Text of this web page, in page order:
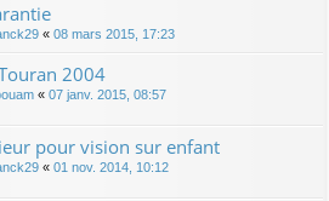
« 08 mars 2015, 17:23
2004
« 07 janv. 2015, 08:57
pour vision sur enfant
« 01 nov. 2014, 10:12